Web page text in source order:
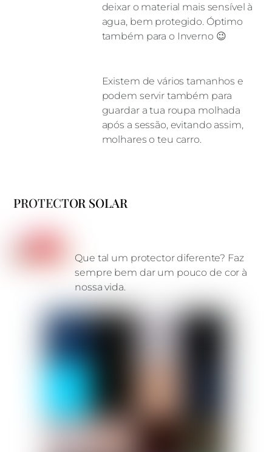
deixar o material mais sensível à
agua, bem protegido. Óptimo
também para o Inverno 😉
Existem de vários tamanhos e
podem servir também para
guardar a tua roupa molhada
após a sessão, evitando assim,
molhares o teu carro.
PROTECTOR SOLAR
Que tal um protector diferente? Faz
sempre bem dar um pouco de cor à
nossa vida.